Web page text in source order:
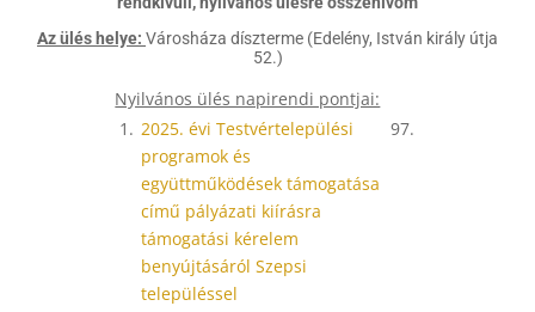
Az ülés helye: Városháza díszterme (Edelény, István király útja
52.)
Nyilvános ülés napirendi pontjai:
1. 2025. évi Testvértelepülési
programok és
együttműködések támogatása
című pályázati kiírásra
támogatási kérelem
benyújtásáról Szepsi
településsel
97.